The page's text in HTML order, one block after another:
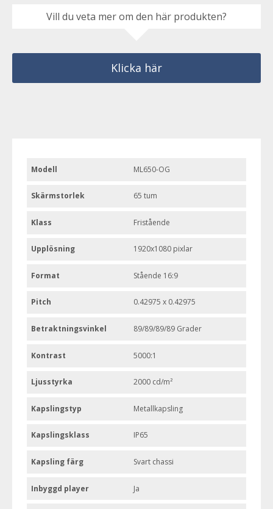
Vill du veta mer om den här produkten?
Klicka här
Modell ML650-OG
Skärmstorlek 65 tum
Klass Fristående
Upplösning 1920x1080 pixlar
Format Stående 16:9
Pitch 0.42975 x 0.42975
Betraktningsvinkel 89/89/89/89 Grader
Kontrast 5000:1
Ljusstyrka 2000 cd/m²
Kapslingstyp Metallkapsling
Kapslingsklass IP65
Kapsling färg Svart chassi
Inbyggd player Ja